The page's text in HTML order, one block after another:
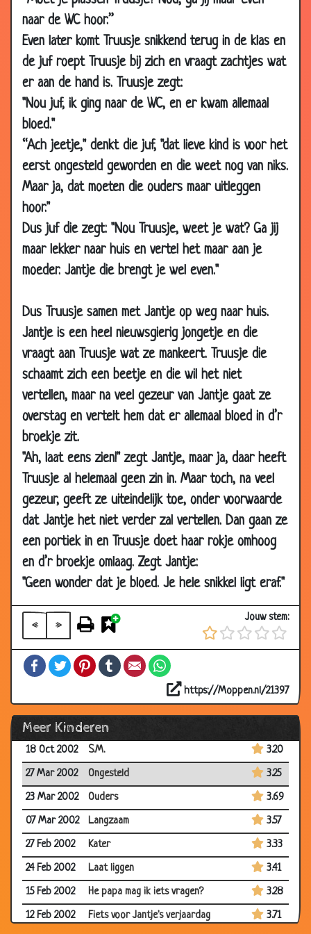
naar de WC hoor.”
Even later komt Truusje snikkend terug in de klas en
de juf roept Truusje bij zich en vraagt zachtjes wat
er aan de hand is. Truusje zegt:
"Nou juf, ik ging naar de WC, en er kwam allemaal
bloed."
“Ach jeetje," denkt die juf, "dat lieve kind is voor het
eerst ongesteld geworden en die weet nog van niks.
Maar ja, dat moeten die ouders maar uitleggen
hoor."
Dus juf die zegt: "Nou Truusje, weet je wat? Ga jij
maar lekker naar huis en vertel het maar aan je
moeder. Jantje die brengt je wel even."
Dus Truusje samen met Jantje op weg naar huis.
Jantje is een heel nieuwsgierig jongetje en die
vraagt aan Truusje wat ze mankeert. Truusje die
schaamt zich een beetje en die wil het niet
vertellen, maar na veel gezeur van Jantje gaat ze
overstag en vertelt hem dat er allemaal bloed in d’r
broekje zit.
"Ah, laat eens zien!" zegt Jantje, maar ja, daar heeft
Truusje al helemaal geen zin in. Maar toch, na veel
gezeur, geeft ze uiteindelijk toe, onder voorwaarde
dat Jantje het niet verder zal vertellen. Dan gaan ze
een portiek in en Truusje doet haar rokje omhoog
en d’r broekje omlaag. Zegt Jantje:
"Geen wonder dat je bloed. Je hele snikkel ligt eraf."
« »
Jouw stem:
FacebookTwitterPinterestTumblrEmail
https://Moppen.nl/21397
Meer Kinderen
22 Apr 2006
auto of bus?
22 Apr 2006
Uitstapje
3.20
13 Apr 2006
Ontbijt
3.34
04 Apr 2006
Sesamstraat
26 Mar 2006
Kindernamen
17 Mar 2006
Héél véél kinderen
3.75
03 May 2004
Politiek
3.28
07 Jan 2004
Brug aan het huilen?
03 Jan 2004
09 Jul 2003
Koffie!!!
3.63
02 Jul 2003
Struikrover
14 Jun 2003
Machinist
07 May 2003
Familienaam
04 Apr 2003
Ria en kees
3.04
28 Mar 2003
Gelogen
06 Mar 2003 Zieken auto
2.85
04 Mar 2003
Oma
3.47
02 Mar 2003
03 Feb 2003
Wat is het rare??
Oma bent...?
3.78
22 Jan 2003
Slecht rapport
3.38
29 Dec 2002
Vakantie
2.76
14 Dec 2002
De Juf
09 Dec 2002
Gierige schotten
2.95
04 Dec 2002
Familiezaken
2.81
03 Dec 2002
Ziekenhuis
3.94
30 Nov 2002
Begravenis stoet
21 Oct 2002
Spiegeltje
20 Oct 2002
Gaan staan
3.43
20 Oct 2002
Beledigen
18 Oct 2002
S.M.
3.20
27 Mar 2002
Ongesteld
3.25
23 Mar 2002
Ouders
3.69
07 Mar 2002
Langzaam
3.57
27 Feb 2002
Kater
3.33
24 Feb 2002
Laat liggen
3.41
15 Feb 2002
He papa mag ik iets vragen?
3.28
12 Feb 2002
Fiets voor Jantje's verjaardag
3.71